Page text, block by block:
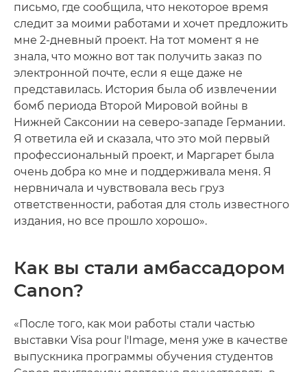
письмо, где сообщила, что некоторое время
следит за моими работами и хочет предложить
мне 2-дневный проект. На тот момент я не
знала, что можно вот так получить заказ по
электронной почте, если я еще даже не
представилась. История была об извлечении
бомб периода Второй Мировой войны в
Нижней Саксонии на северо-западе Германии.
Я ответила ей и сказала, что это мой первый
профессиональный проект, и Маргарет была
очень добра ко мне и поддерживала меня. Я
нервничала и чувствовала весь груз
ответственности, работая для столь известного
издания, но все прошло хорошо».
Как вы стали амбассадором
Canon?
«После того, как мои работы стали частью
выставки Visa pour l'Image, меня уже в качестве
выпускника программы обучения студентов